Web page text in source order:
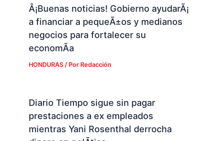
Â¡Buenas noticias! Gobierno ayudarÃ¡
a financiar a pequeÃ±os y medianos
negocios para fortalecer su
economÃ­a
HONDURAS/ Por Redacción
Diario Tiempo sigue sin pagar
prestaciones a ex empleados
mientras Yani Rosenthal derrocha